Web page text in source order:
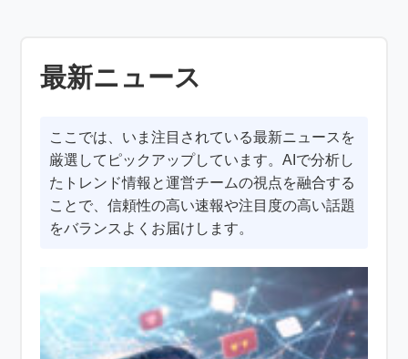
最新ニュース
ここでは、いま注目されている最新ニュースを
厳選してピックアップしています。AIで分析し
たトレンド情報と運営チームの視点を融合する
ことで、信頼性の高い速報や注目度の高い話題
をバランスよくお届けします。